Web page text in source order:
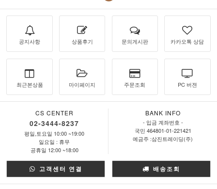
공지사항 상품후기 문의게시판 카카오톡 상담
최근본상품 마이페이지 주문조회 PC 버젼
CS CENTER
02-3444-8237
평일,토요일 10:00 ~19:00
일요일 : 휴무
공휴일 12:00 ~18:00
BANK INFO
- 입금 계좌번호 -
국민 464801-01-221421
예금주 :삼진트레이딩(주)
고객센터 연결 배송조회